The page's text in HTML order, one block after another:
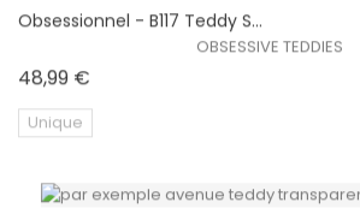
EXCLUSIVITÉ WEB !
Obsessionnel - B117 Teddy S...
OBSESSIVE TEDDIES
48,99 €
Unique